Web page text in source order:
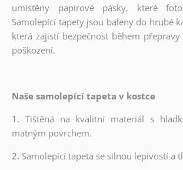
umístěny papírové pásky, které
Samolepící tapety jsou baleny do hrubé
která zajistí bezpečnost během
poškození.
Naše samolepící tapeta v kostce
1. Tištěná na kvalitní materiál s
matným povrchem.
2. Samolepící tapeta se silnou lepivostí a